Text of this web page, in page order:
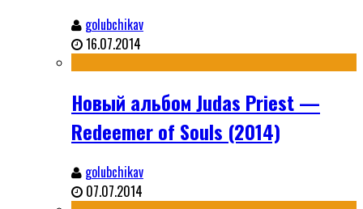
golubchikav
16.07.2014
Новый альбом Judas Priest —
Redeemer of Souls (2014)
golubchikav
07.07.2014